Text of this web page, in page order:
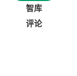
智库
评论